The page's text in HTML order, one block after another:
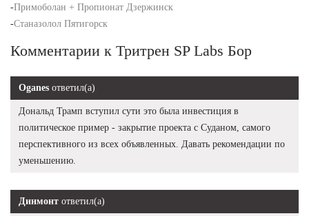
-Примоболан + Пропионат Дзержинск
-Станазолол Пятигорск
Комментарии к Тритрен SP Labs Бор
Oganes ответил(а)
Дональд Трамп вступил сути это была инвестиция в
политическое пример - закрытие проекта с Суданом, самого
перспективного из всех объявленных. Давать рекомендации по
уменьшению.
Динмонт ответил(а)